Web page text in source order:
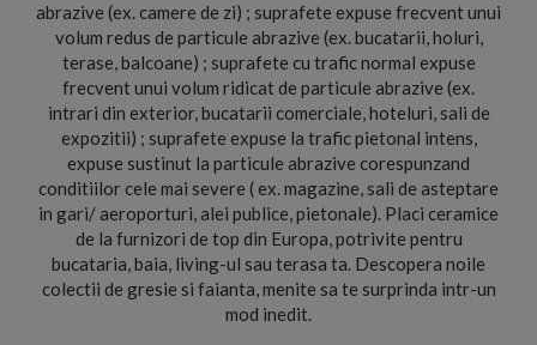
abrazive (ex. camere de zi) ; suprafete expuse frecvent unui
volum redus de particule abrazive (ex. bucatarii, holuri,
terase, balcoane) ; suprafete cu trafic normal expuse
frecvent unui volum ridicat de particule abrazive (ex.
intrari din exterior, bucatarii comerciale, hoteluri, sali de
expozitii) ; suprafete expuse la trafic pietonal intens,
expuse sustinut la particule abrazive corespunzand
conditiilor cele mai severe ( ex. magazine, sali de asteptare
in gari/ aeroporturi, alei publice, pietonale). Placi ceramice
de la furnizori de top din Europa, potrivite pentru
bucataria, baia, living-ul sau terasa ta. Descopera noile
colectii de gresie si faianta, menite sa te surprinda intr-un
mod inedit.